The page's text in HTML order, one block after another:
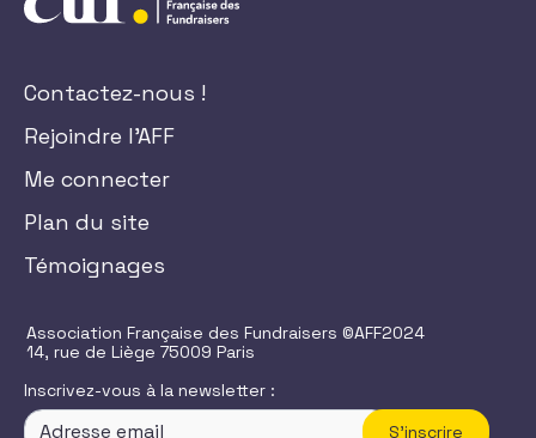
Contactez-nous !
Rejoindre l'AFF
Me connecter
Plan du site
Témoignages
Association Française des Fundraisers ©AFF2024
14, rue de Liège 75009 Paris
Inscrivez-vous à la newsletter :
S'inscrire